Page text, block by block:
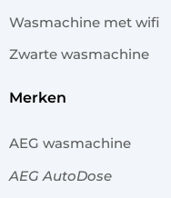
Wasmachine met wifi
Zwarte wasmachine
merken
AEG wasmachine
AEG AutoDose